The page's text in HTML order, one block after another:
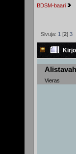
BDSM-baari
Sivuja: 1 [2] 3
Vieras